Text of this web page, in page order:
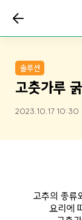
솔루션
고춧가루
2023.10.17 10:30
고추의 종류
요리에